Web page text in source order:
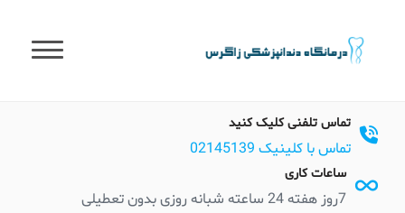
content
تماس تلفنی کلیک کنید
تماس با کلینیک 02145139
ساعات کاری
7روز هفته 24 ساعته شبانه روزی بدون تعطیلی